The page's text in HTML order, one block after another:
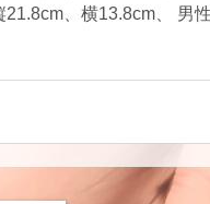
21.8cm、横13.8cm、 男